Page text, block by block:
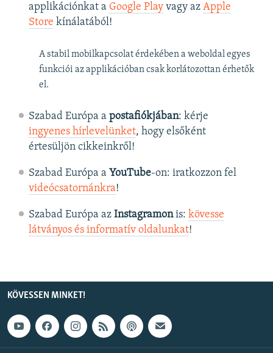
applikációnkat a Google Playvagy az Apple
Store kínálatából!
A stabil mobilkapcsolat érdekében a weboldal egyes
funkciói az applikációban csak korlátozottan érhetők
el.
Szabad Európa a postafiókjában: kérje
ingyenes hírlevelünket, hogy elsőként
értesüljön cikkeinkről!
Szabad Európa a YouTube-on: iratkozzon fel
videócsatornánkra!
Szabad Európa az Instagramonis: kövesse
látványos és informatív oldalunkat! ​
KÖVESSEN MINKET!